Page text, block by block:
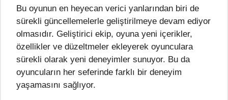
Bu oyunun en heyecan verici yanlarından biri de
sürekli güncellemelerle geliştirilmeye devam ediyor
olmasıdır. Geliştirici ekip, oyuna yeni içerikler,
özellikler ve düzeltmeler ekleyerek oyunculara
sürekli olarak yeni deneyimler sunuyor. Bu da
oyuncuların her seferinde farklı bir deneyim
yaşamasını sağlıyor.